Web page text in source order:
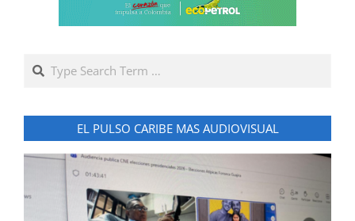
Search
EL PULSO CARIBE MAS AUDIOVISUAL